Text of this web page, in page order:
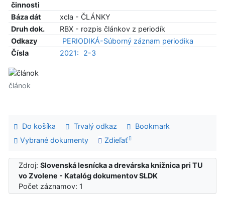
činnosti
Báza dát
xcla - ČLÁNKY
Druh dok.
RBX - rozpis článkov z periodík
Odkazy
PERIODIKÁ-Súborný záznam periodika
Čísla
2021: 2-3
článok
Do košíka Trvalý odkaz
Bookmark
Vybrané dokumenty
Zdieľať
Zdroj:Slovenská lesnícka a drevárska knižnica pri TU
vo Zvolene - Katalóg dokumentov SLDK
Počet záznamov: 1